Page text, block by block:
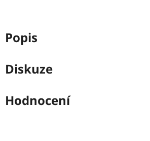
Popis
Diskuze
Hodnocení